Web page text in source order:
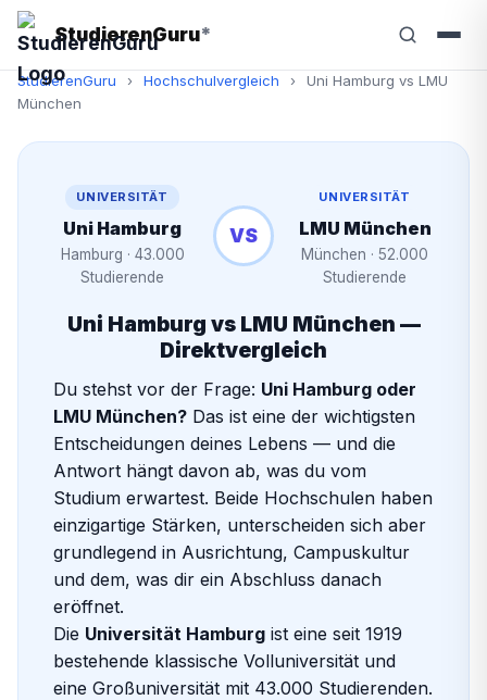
StudierenGuru*
StudierenGuru › Hochschulvergleich ›
Uni Hamburg vs LMU
München
UNIVERSITÄT
Uni Hamburg
Hamburg · 43.000
Studierende
VS
UNIVERSITÄT
LMU München
München · 52.000
Studierende
Uni Hamburg vs LMU München —
Direktvergleich
Du stehst vor der Frage: Uni Hamburg oder
LMU München? Das ist eine der wichtigsten
Entscheidungen deines Lebens — und die
Antwort hängt davon ab, was du vom
Studium erwartest. Beide Hochschulen haben
einzigartige Stärken, unterscheiden sich aber
grundlegend in Ausrichtung, Campuskultur
und dem, was dir ein Abschluss danach
eröffnet.
Die Universität Hamburg ist eine seit 1919
bestehende klassische Volluniversität und
eine Großuniversität mit 43.000 Studierenden.